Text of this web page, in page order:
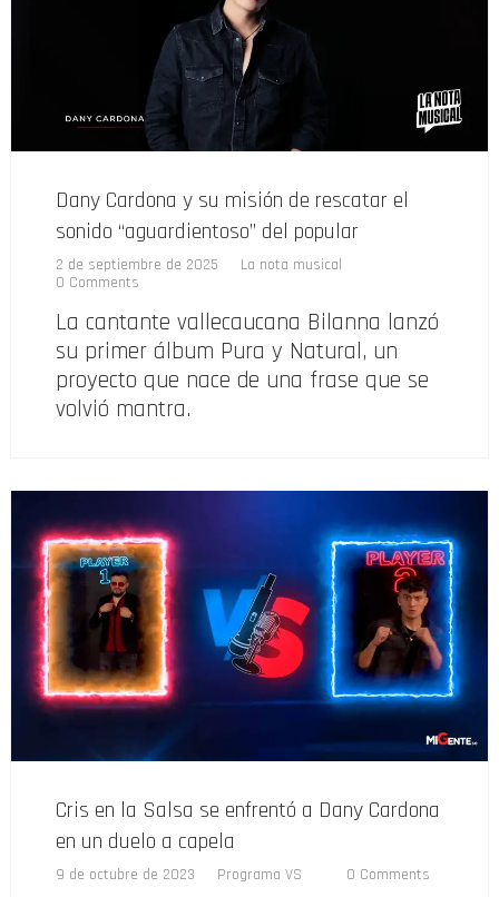
Dany Cardona y su misión de rescatar el
sonido “aguardientoso” del popular
2 de septiembre de 2025
La nota musical
0 Comments
La cantante vallecaucana Bilanna lanzó
su primer álbum Pura y Natural, un
proyecto que nace de una frase que se
volvió mantra.
Cris en la Salsa se enfrentó a Dany Cardona
en un duelo a capela
9 de octubre de 2023 Programa VS 0 Comments